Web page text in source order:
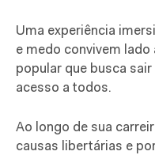
Uma experiência
e medo convivem
popular que busca
acesso a todos.
Ao longo de sua
causas libertárias e